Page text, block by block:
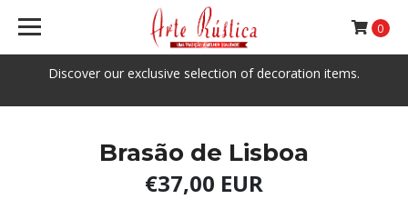
Discover our exclusive selection of decoration items.
0
Brasão de Lisboa
€37,00 EUR